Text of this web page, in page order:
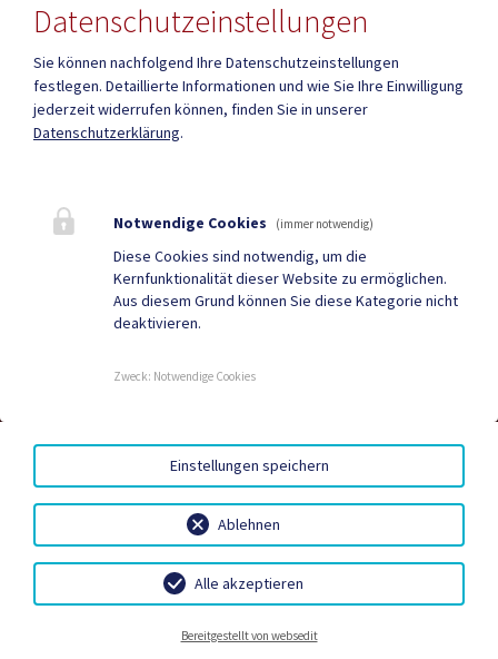
ID - Austria
CITIES App
Hochzeit
Sport & Freizeit
Stadtzeitung
Neuigkeiten
Termine
Kundmachungen
Verordnungen
BARRIEREFREIHEIT|DATENSCHUTZ|SITEMAP|
IMPRESSUM
Datenschutzeinstellungen
Sie können nachfolgend Ihre Datenschutzeinstellungen
festlegen. Detaillierte Informationen und wie Sie Ihre Einwilligung
jederzeit widerrufen können, finden Sie in unserer
Datenschutzerklärung.
Notwendige Cookies (immer notwendig)
Diese Cookies sind notwendig, um die
Kernfunktionalität dieser Website zu ermöglichen.
Aus diesem Grund können Sie diese Kategorie nicht
deaktivieren.
Zweck: Notwendige Cookies
Ablehnen
Einstellungen speichern
Alle akzeptieren
Bereitgestellt von websedit